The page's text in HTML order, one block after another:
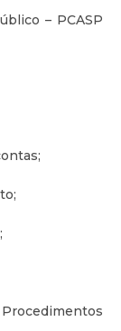
– PCASP